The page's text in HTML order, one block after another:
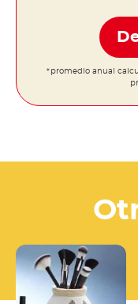
*promedio anual